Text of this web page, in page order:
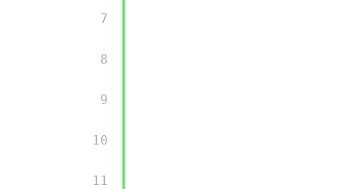
        7
        8
        9
        10
        11